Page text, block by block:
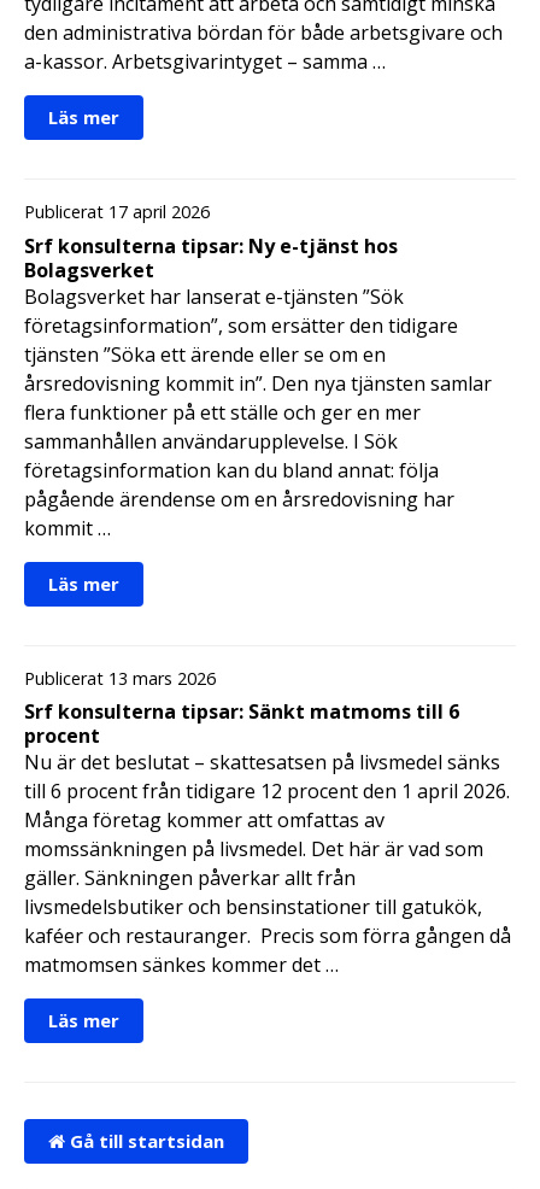
den administrativa bördan för både arbetsgivare och
a-kassor. Arbetsgivarintyget – samma …
Läs mer
Publicerat 17 april 2026
Srf konsulterna tipsar: Ny e-tjänst hos
Bolagsverket
Bolagsverket har lanserat e-tjänsten ”Sök
företagsinformation”, som ersätter den tidigare
tjänsten ”Söka ett ärende eller se om en
årsredovisning kommit in”. Den nya tjänsten samlar
flera funktioner på ett ställe och ger en mer
sammanhållen användarupplevelse. I Sök
företagsinformation kan du bland annat: följa
pågående ärendense om en årsredovisning har
kommit …
Läs mer
Publicerat 13 mars 2026
Srf konsulterna tipsar: Sänkt matmoms till 6
procent
Nu är det beslutat – skattesatsen på livsmedel sänks
till 6 procent från tidigare 12 procent den 1 april 2026.
Många företag kommer att omfattas av
momssänkningen på livsmedel. Det här är vad som
gäller. Sänkningen påverkar allt från
livsmedelsbutiker och bensinstationer till gatukök,
kaféer och restauranger. Precis som förra gången då
matmomsen sänkes kommer det …
Läs mer
Gå till startsidan